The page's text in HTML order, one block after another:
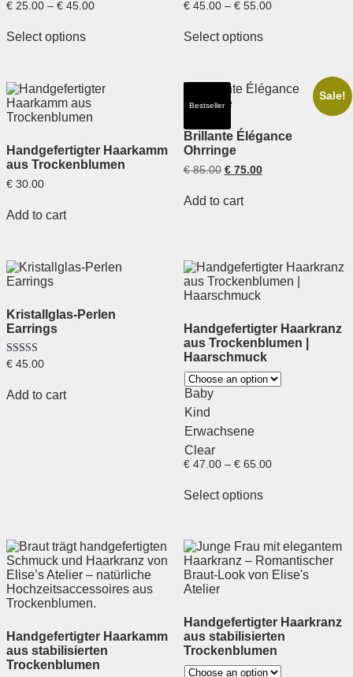
€ 25.00 – € 45.00
Select options
€45.00 – €55.00
Select options
Handgefertigter Haarkamm
aus Trockenblumen
€ 30.00
Add to cart
Sale!
Bestseller
Brillante Élégance
Ohrringe
€85.00 €75.00
Add to cart
Kristallglas-Perlen
Earrings
Rated
€ 45.00
Add to cart
Handgefertigter Haarkranz
aus Trockenblumen |
Haarschmuck
Baby
Kind
Erwachsene
Clear
€47.00 – €65.00
Select options
Handgefertigter Haarkamm
aus stabilisierten
Trockenblumen
Handgefertigter Haarkranz
aus stabilisierten
Trockenblumen